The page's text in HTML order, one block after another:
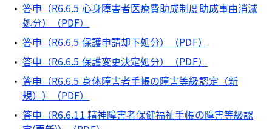
答申（R6.6.5 心身障害者医療費助成制度助成事由消滅
処分）（PDF）
答申（R6.6.5 保護申請却下処分）（PDF）
答申（R6.6.5 保護変更決定処分）（PDF）
答申（R6.6.5 身体障害者手帳の障害等級認定（新
規））（PDF）
答申（R6.6.11 精神障害者保健福祉手帳の障害等級認